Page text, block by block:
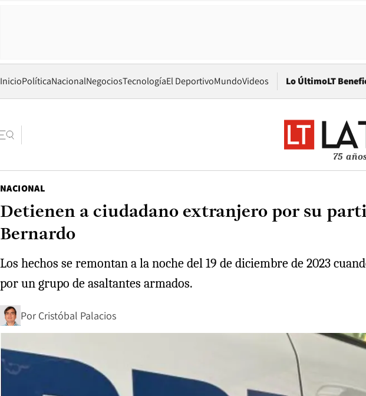
InicioPolíticaNacionalNegociosTecnologíaEl DeportivoMundoVideos Lo ÚltimoLT
75
NACIONAL
Detienen a ciudadano extranjero por su
Bernardo
Los hechos se remontan a la noche del 19 de diciembre de 2023
por un grupo de asaltantes armados.
Por Cristóbal Palacios